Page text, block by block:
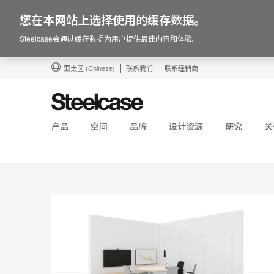
亚太区 (Chinese) 联系我们 联系经销商
产品 空间 品牌 设计资源 研究
您在本网站上选择使用的缓存数据。
Steelcase会通过缓存数据为用户提供最佳内容和体验。